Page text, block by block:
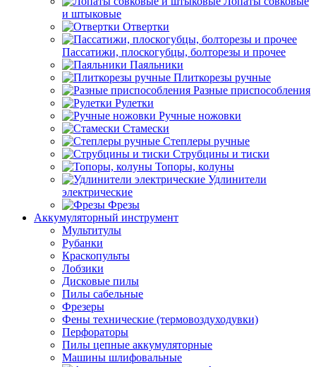
и штыковые
Отвертки
Пассатижи, плоскогубцы, болторезы и прочее
Паяльники
Плиткорезы ручные
Разные приспособления
Рулетки
Ручные ножовки
Стамески
Степлеры ручные
Струбцины и тиски
Топоры, колуны
Удлинители
электрические
Фрезы
Аккумуляторный инструмент
Мультитулы
Рубанки
Краскопульты
Лобзики
Дисковые пилы
Пилы сабельные
Фрезеры
Фены технические (термовоздуходувки)
Перфораторы
Пилы цепные аккумуляторные
Машины шлифовальные